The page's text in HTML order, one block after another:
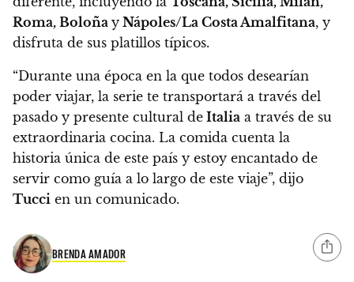
Roma, Boloña y Nápoles/La Costa Amalfitana, y
disfruta de sus platillos típicos.
“Durante una época en la que todos desearían
poder viajar, la serie te transportará a través del
pasado y presente cultural de Italia a través de su
extraordinaria cocina. La comida cuenta la
historia única de este país y estoy encantado de
servir como guía a lo largo de este viaje”, dijo
Tucci en un comunicado.
BRENDA AMADOR